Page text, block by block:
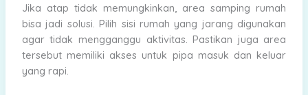
Jika atap tidak memungkinkan, area samping rumah
bisa jadi solusi. Pilih sisi rumah yang jarang digunakan
agar tidak mengganggu aktivitas. Pastikan juga area
tersebut memiliki akses untuk pipa masuk dan keluar
yang rapi.